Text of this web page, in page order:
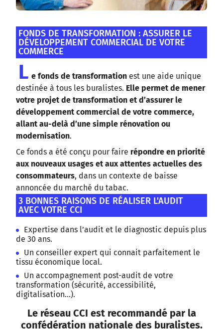
FONDS DE TRANSFORMATION : ASSURER LE
DÉVELOPPEMENT COMMERCIAL DE VOTRE
COMMERCE
L e fonds de transformationest une aide unique
destinée à tous les buralistes. Elle permet de mener
votre projet de transformation et d’assurer le
développement commercial de votre commerce,
allant au-delà d’une simple rénovation ou
modernisation.
Ce fonds a été conçu pour faire répondre en priorité
aux nouveaux usages et aux attentes actuelles des
consommateurs, dans un contexte de baisse
annoncée du marché du tabac.
3 BONNES RAISONS DE RÉALISER L'AUDIT
AVEC VOTRE CCI
Expertise dans l’audit et le diagnostic depuis plus
de 30 ans.
Un conseiller expert qui connait parfaitement le
tissu économique local.
Un accompagnement post-audit de votre
transformation (sécurité, accessibilité,
digitalisation...).
Le réseau CCI est recommandé par la
confédération nationale des buralistes.